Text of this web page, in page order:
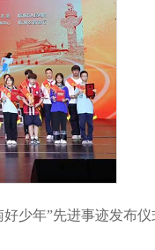
少年”先进事迹发布